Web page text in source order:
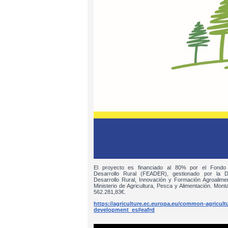
El proyecto es financiado al 80% por el Fondo
Desarrollo Rural (FEADER), gestionado por la
Desarrollo Rural, Innovación y Formación
Ministerio de Agricultura, Pesca y Alimentación.
562.281,83€.
https://agriculture.ec.europa.eu/common-
development_es#eafrd